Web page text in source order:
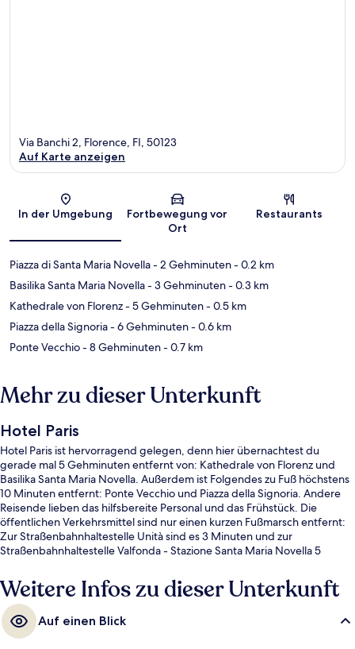
Karte
Via Banchi 2, Florence, FI, 50123
Auf Karte anzeigen
In der Umgebung
Fortbewegung vor
Ort
Restaurants
Piazza di Santa Maria Novella- 2 Gehminuten- 0.2 km
Basilika Santa Maria Novella- 3 Gehminuten- 0.3 km
Kathedrale von Florenz- 5 Gehminuten- 0.5 km
Piazza della Signoria- 6 Gehminuten- 0.6 km
Ponte Vecchio- 8 Gehminuten- 0.7 km
Mehr zu dieser Unterkunft
Hotel Paris
Hotel Paris ist hervorragend gelegen, denn hier übernachtest du
gerade mal 5 Gehminuten entfernt von: Kathedrale von Florenz und
Basilika Santa Maria Novella. Außerdem ist Folgendes zu Fuß höchstens
10 Minuten entfernt: Ponte Vecchio und Piazza della Signoria. Andere
Reisende lieben das hilfsbereite Personal und das Frühstück. Die
öffentlichen Verkehrsmittel sind nur einen kurzen Fußmarsch entfernt:
Zur Straßenbahnhaltestelle Unità sind es 3 Minuten und zur
Straßenbahnhaltestelle Valfonda - Stazione Santa Maria Novella 5
Weitere Infos zu dieser Unterkunft
Auf einen Blick